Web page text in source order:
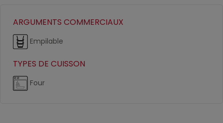
ARGUMENTS COMMERCIAUX
Empilable
TYPES DE CUISSON
Four